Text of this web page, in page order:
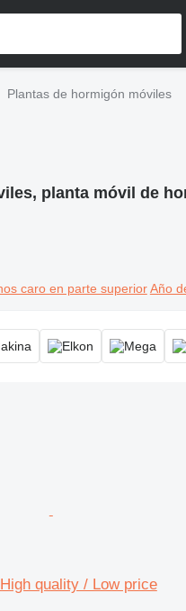
Plantas de hormigón móviles
planta móvil de
caro en parte superior Año
quality / Low price